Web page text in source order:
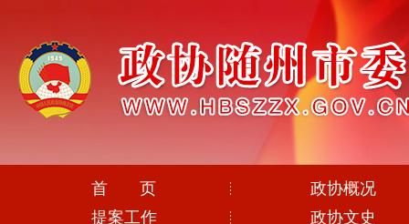
首 页
政协概况
提案工作
政协文史